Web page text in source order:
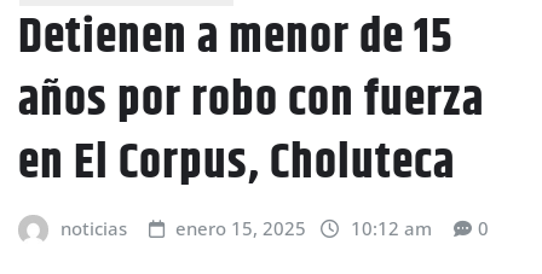
Detienen a menor de 15
años por robo con fuerza
en El Corpus, Choluteca
noticias enero 15, 2025 10:12 am 0